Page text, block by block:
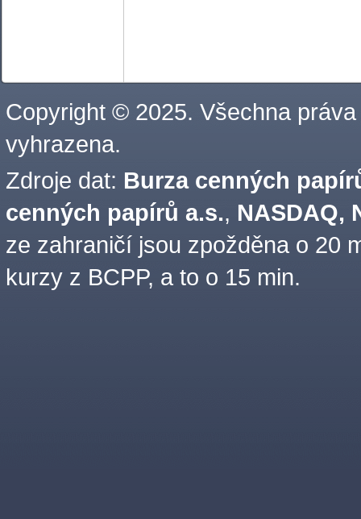
Copyright © 2025. Všechna práva
vyhrazena.
Zdroje dat: Burza cenných
cenných papírů a.s., NASDAQ,
ze zahraničí jsou zpožděna o 20
kurzy z BCPP, a to o 15 min.